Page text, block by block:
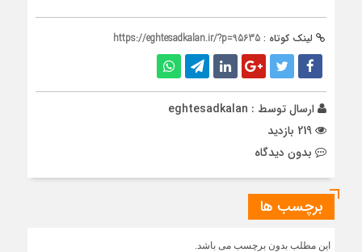
لینک کوتاه : https://eghtesadkalan.ir/?p=95635
ارسال توسط : eghtesadkalan
بدون دیدگاه
برچسب ها
این مطلب بدون برچسب می باشد.